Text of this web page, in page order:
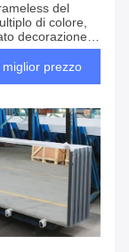
del
di colore,
decorazione
parete dello
prezzo